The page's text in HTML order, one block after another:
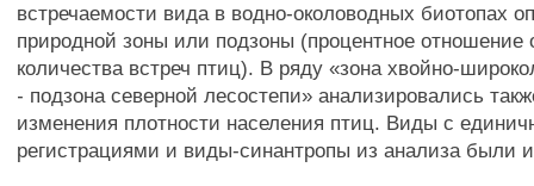
встречаемости вида в водно-околоводных биотопах
природной зоны или подзоны (процентное отношение
количества встреч птиц). В ряду «зона хвойно-
- подзона северной лесостепи» анализировались
изменения плотности населения птиц. Виды с
регистрациями и виды-синантропы из анализа были